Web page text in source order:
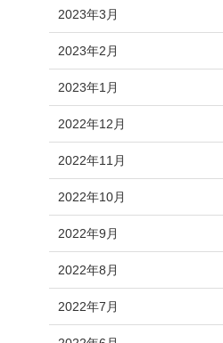
2023年3月
2023年2月
2023年1月
2022年12月
2022年11月
2022年10月
2022年9月
2022年8月
2022年7月